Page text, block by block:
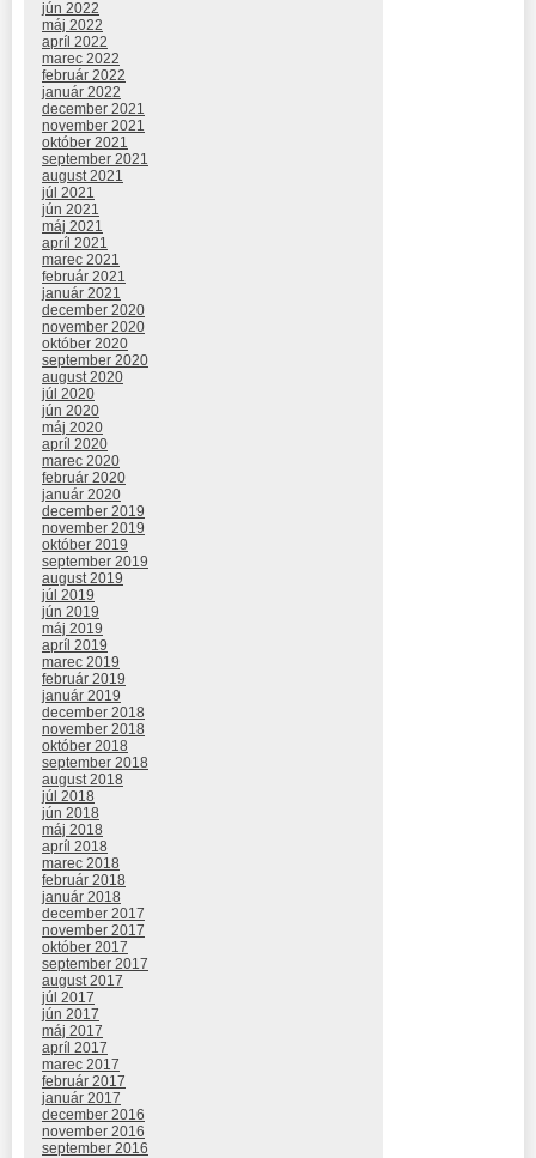
jún 2022
máj 2022
apríl 2022
marec 2022
február 2022
január 2022
december 2021
november 2021
október 2021
september 2021
august 2021
júl 2021
jún 2021
máj 2021
apríl 2021
marec 2021
február 2021
január 2021
december 2020
november 2020
október 2020
september 2020
august 2020
júl 2020
jún 2020
máj 2020
apríl 2020
marec 2020
február 2020
január 2020
december 2019
november 2019
október 2019
september 2019
august 2019
júl 2019
jún 2019
máj 2019
apríl 2019
marec 2019
február 2019
január 2019
december 2018
november 2018
október 2018
september 2018
august 2018
júl 2018
jún 2018
máj 2018
apríl 2018
marec 2018
február 2018
január 2018
december 2017
november 2017
október 2017
september 2017
august 2017
júl 2017
jún 2017
máj 2017
apríl 2017
marec 2017
február 2017
január 2017
december 2016
november 2016
september 2016